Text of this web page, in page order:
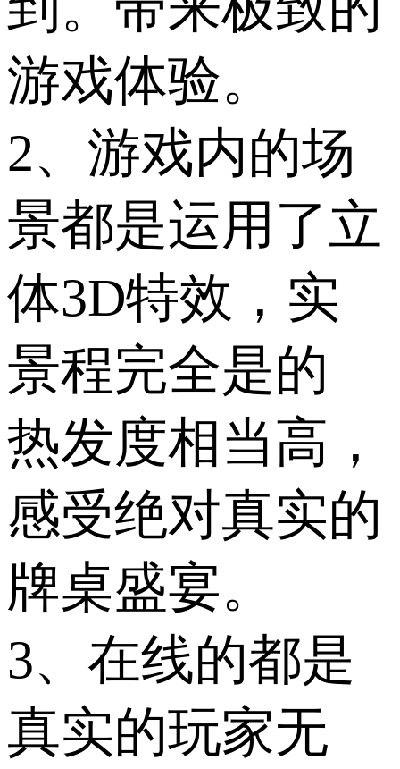
游戏体验。
2、游戏内的场
景都是运用了立
体3D特效，实
景程完全是的
热发度相当高，
感受绝对真实的
牌桌盛宴。
3、在线的都是
真实的玩家无